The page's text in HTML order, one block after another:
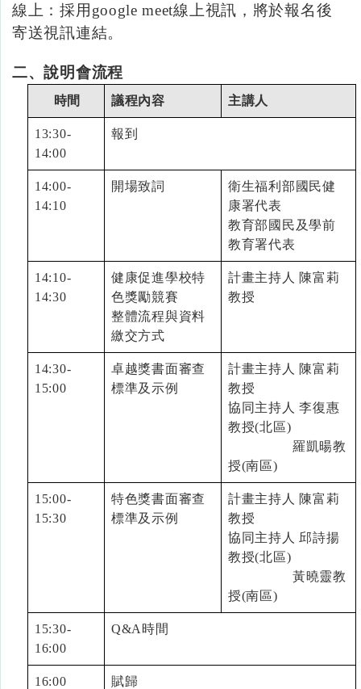
線上：採用google meet線上視訊，將於報名後
寄送視訊連結。
二、說明會流程
時間 議程內容 主講人
13:30-
14:00
報到
14:00-
14:10
開場致詞
衛生福利部國民健
康署代表
教育部國民及學前
教育署代表
14:10-
14:30
健康促進學校特
色獎勵競賽
整體流程與資料
繳交方式
計畫主持人 陳富莉
教授
14:30-
15:00
卓越獎書面審查
標準及示例
計畫主持人 陳富莉
教授
協同主持人 李復惠
教授(北區)
羅凱暘教
授(南區)
15:00-
15:30
特色獎書面審查
標準及示例
計畫主持人 陳富莉
教授
協同主持人 邱詩揚
教授(北區)
黃曉靈教
授(南區)
15:30-
16:00
Q&A時間
16:00 賦歸